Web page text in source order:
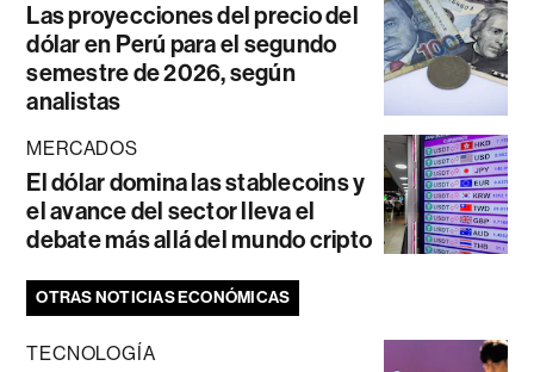
Las proyecciones del precio del
dólar en Perú para el segundo
semestre de 2026, según
analistas
MERCADOS
El dólar domina las stablecoins y
el avance del sector lleva el
debate más allá del mundo cripto
OTRAS NOTICIAS ECONÓMICAS
TECNOLOGÍA